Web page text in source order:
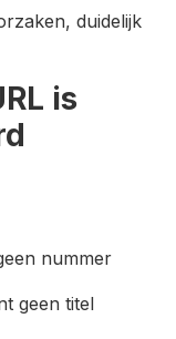
duidelijk
is
nummer
geen titel